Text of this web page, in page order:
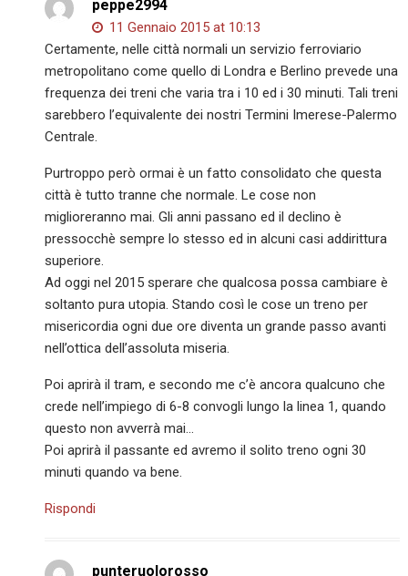
peppe2994
11 Gennaio 2015 at 10:13
Certamente, nelle città normali un servizio ferroviario
metropolitano come quello di Londra e Berlino prevede una
frequenza dei treni che varia tra i 10 ed i 30 minuti. Tali treni
sarebbero l’equivalente dei nostri Termini Imerese-Palermo
Centrale.
Purtroppo però ormai è un fatto consolidato che questa
città è tutto tranne che normale. Le cose non
miglioreranno mai. Gli anni passano ed il declino è
pressocchè sempre lo stesso ed in alcuni casi addirittura
superiore.
Ad oggi nel 2015 sperare che qualcosa possa cambiare è
soltanto pura utopia. Stando così le cose un treno per
misericordia ogni due ore diventa un grande passo avanti
nell’ottica dell’assoluta miseria.
Poi aprirà il tram, e secondo me c’è ancora qualcuno che
crede nell’impiego di 6-8 convogli lungo la linea 1, quando
questo non avverrà mai…
Poi aprirà il passante ed avremo il solito treno ogni 30
minuti quando va bene.
Rispondi
punteruolorosso